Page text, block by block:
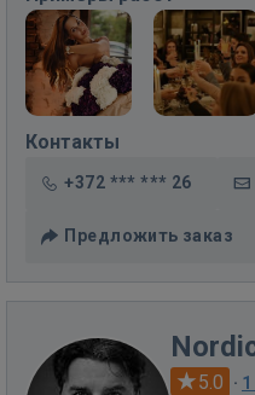
Контакты
+372 *** *** 26
Предложить заказ
5.0 ·